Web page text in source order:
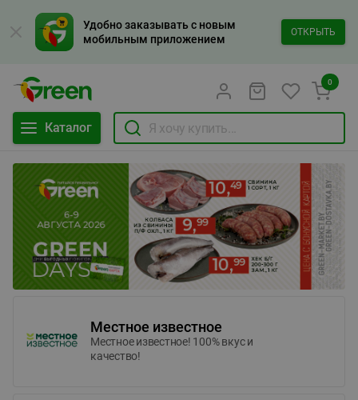
Удобно заказывать с новым
мобильным приложением
ОТКРЫТЬ
Каталог
0
Местное известное
Местное известное! 100% вкус и
качество!